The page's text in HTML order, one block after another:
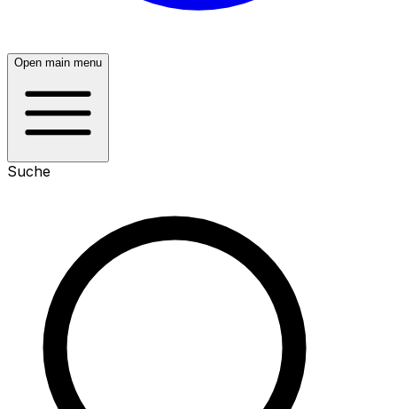
Open main menu
Suche